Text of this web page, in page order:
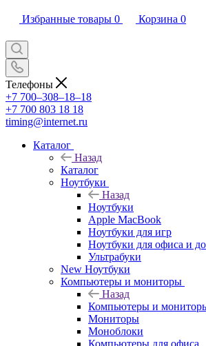
Избранные товары 0 Корзина 0
Телефоны
+7 700‒308‒18‒18
+7 700 803 18 18
timing@internet.ru
Каталог
Назад
Каталог
Ноутбуки
Назад
Ноутбуки
Apple MacBook
Ноутбуки для игр
Ноутбуки для офиса и
Ультрабуки
New Ноутбуки
Компьютеры и мониторы
Назад
Компьютеры и
Мониторы
Моноблоки
Компьютеры для офиса